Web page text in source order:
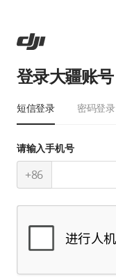
登录大疆账号
短信登录 密码登录
请输入手机号
+86